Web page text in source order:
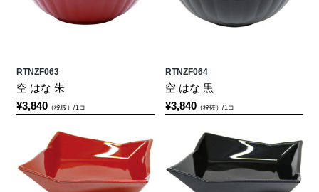
RTNZF063
空 はな 朱
¥3,840（税抜）/1コ
RTNZF064
空 はな 黒
¥3,840（税抜）/1コ